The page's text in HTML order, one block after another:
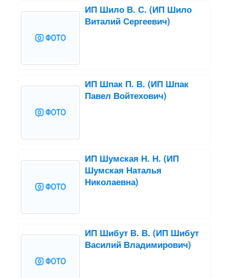
ИП Шило В. С. (ИП Шило
Виталий Сергеевич)
ИП Шпак П. В. (ИП Шпак
Павел Войтехович)
ИП Шумская Н. Н. (ИП
Шумская Наталья
Николаевна)
ИП Шибут В. В. (ИП Шибут
Василий Владимирович)